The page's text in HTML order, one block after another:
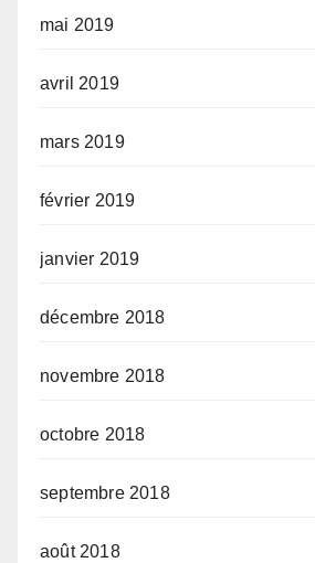
mai 2019
avril 2019
mars 2019
février 2019
janvier 2019
décembre 2018
novembre 2018
octobre 2018
septembre 2018
août 2018